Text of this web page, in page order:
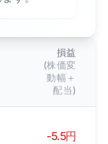
損益
(株価変
動幅＋
配当)
-5.5円